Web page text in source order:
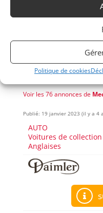
Politique de cookies
Partager cette
Voir les 76 annonces de
Publié: 19 janvier 2023 (il y a 4
AUTO
Voitures de collection
Anglaises